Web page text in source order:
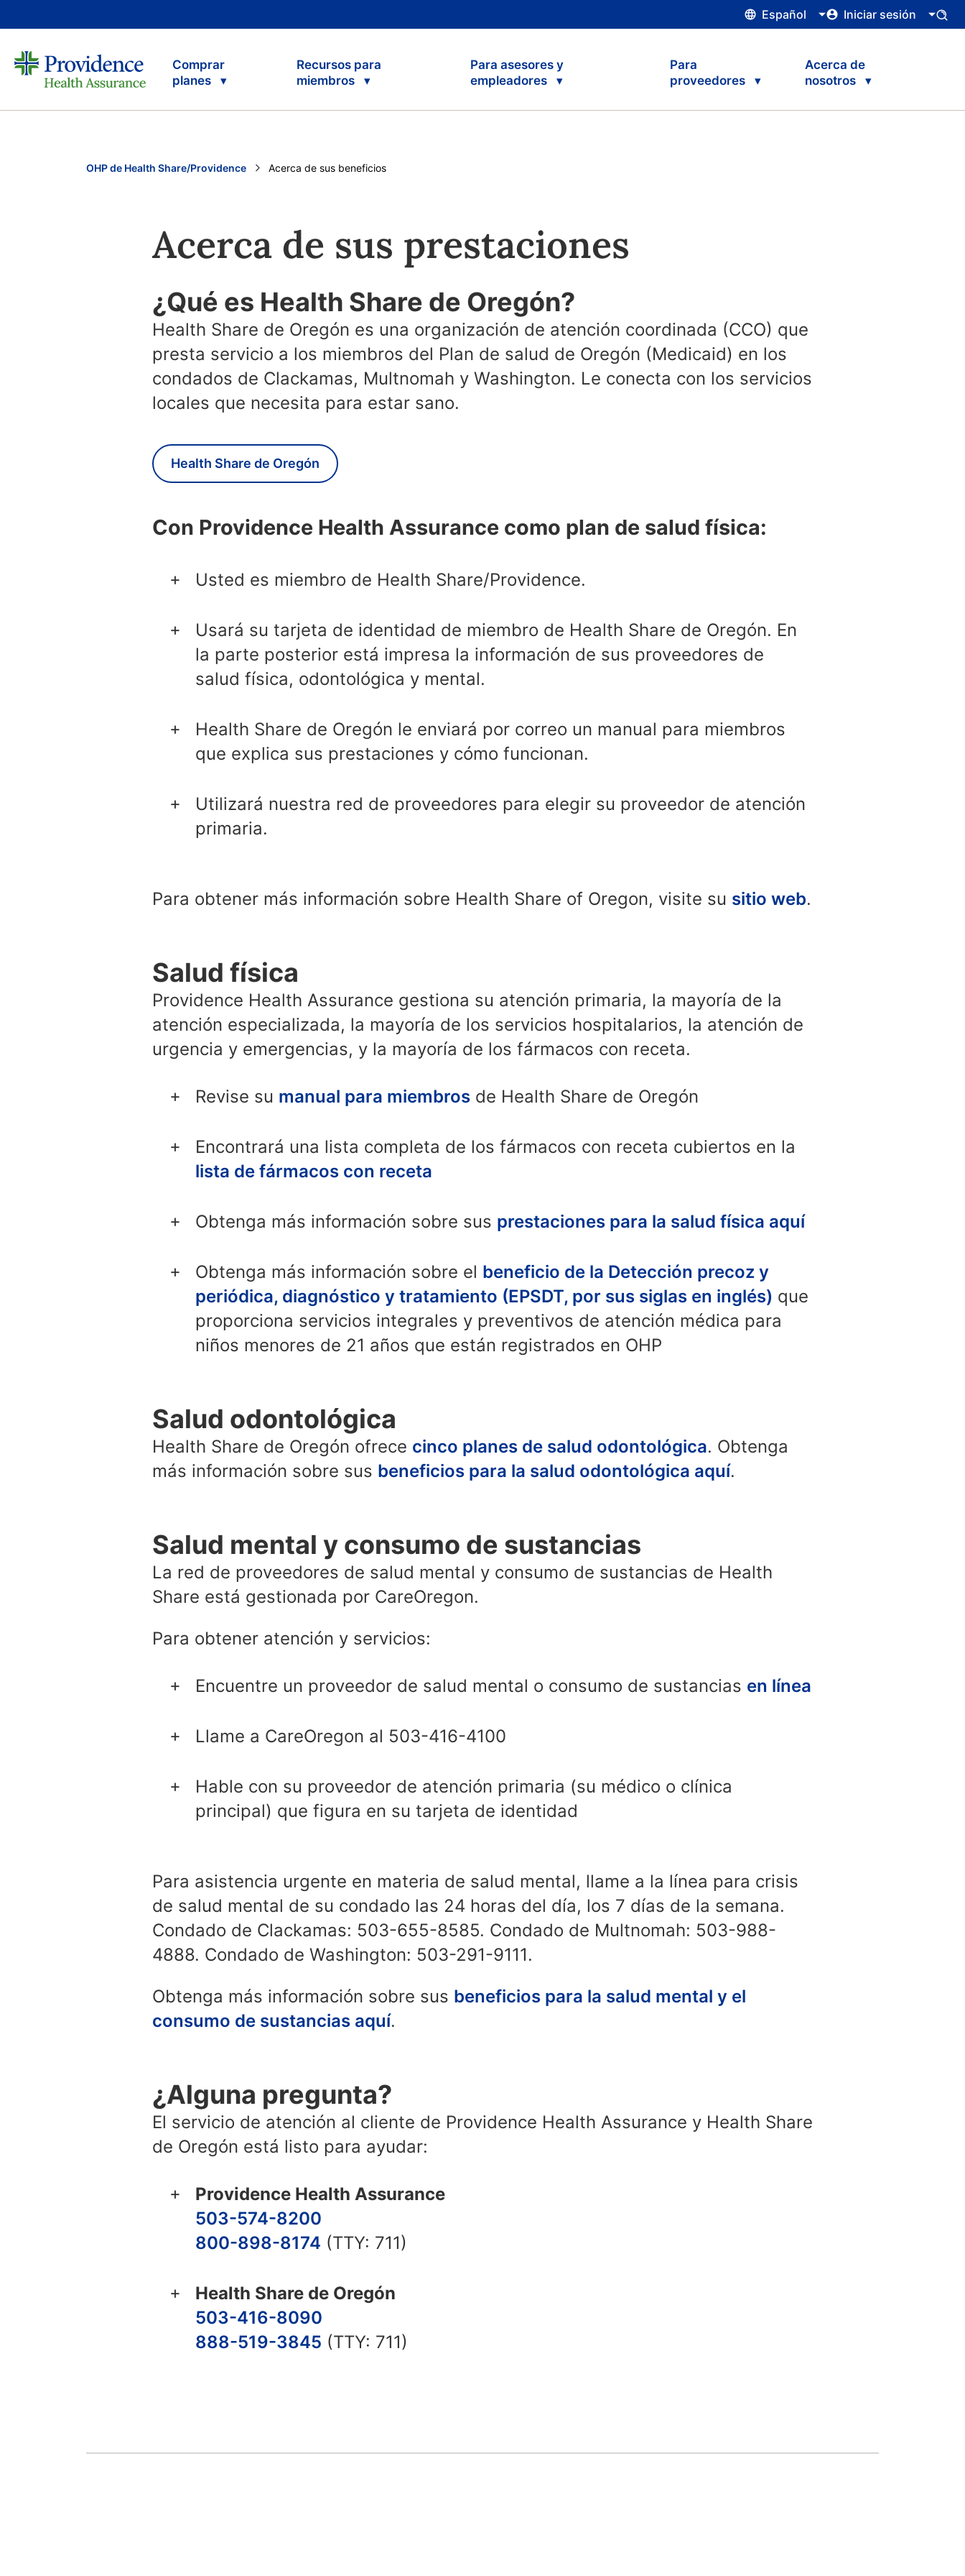
Español Iniciar sesión
Comprar
planes
Recursos para
miembros
Para asesores y
empleadores
Para
proveedores
Acerca de
nosotros
OHP de Health Share/Providence Current:
Acerca de sus beneficios
Acerca de sus prestaciones
¿Qué es Health Share de Oregón?
Health Share de Oregón es una organización de atención coordinada (CCO) que
presta servicio a los miembros del Plan de salud de Oregón (Medicaid) en los
condados de Clackamas, Multnomah y Washington. Le conecta con los servicios
locales que necesita para estar sano.
Health Share de Oregón
Con Providence Health Assurance como plan de salud física:
Usted es miembro de Health Share/Providence.
Usará su tarjeta de identidad de miembro de Health Share de Oregón. En
la parte posterior está impresa la información de sus proveedores de
salud física, odontológica y mental.
Health Share de Oregón le enviará por correo un manual para miembros
que explica sus prestaciones y cómo funcionan.
Utilizará nuestra red de proveedores para elegir su proveedor de atención
primaria.
Para obtener más información sobre Health Share of Oregon, visite su sitio web.
Salud física
Providence Health Assurance gestiona su atención primaria, la mayoría de la
atención especializada, la mayoría de los servicios hospitalarios, la atención de
urgencia y emergencias, y la mayoría de los fármacos con receta.
Revise su manual para miembros de Health Share de Oregón
Encontrará una lista completa de los fármacos con receta cubiertos en la
lista de fármacos con receta
Obtenga más información sobre sus prestaciones para la salud física aquí
Obtenga más información sobre el beneficio de la Detección precoz y
periódica, diagnóstico y tratamiento (EPSDT, por sus siglas en inglés) que
proporciona servicios integrales y preventivos de atención médica para
niños menores de 21 años que están registrados en OHP
Salud odontológica
Health Share de Oregón ofrece cinco planes de salud odontológica. Obtenga
más información sobre sus beneficios para la salud odontológica aquí.
Salud mental y consumo de sustancias
La red de proveedores de salud mental y consumo de sustancias de Health
Share está gestionada por CareOregon.
Para obtener atención y servicios:
Encuentre un proveedor de salud mental o consumo de sustancias en línea
Llame a CareOregon al 503-416-4100
Hable con su proveedor de atención primaria (su médico o clínica
principal) que figura en su tarjeta de identidad
Para asistencia urgente en materia de salud mental, llame a la línea para crisis
de salud mental de su condado las 24 horas del día, los 7 días de la semana.
Condado de Clackamas: 503-655-8585. Condado de Multnomah: 503-988-
4888. Condado de Washington: 503-291-9111.
Obtenga más información sobre sus beneficios para la salud mental y el
consumo de sustancias aquí.
¿Alguna pregunta?
El servicio de atención al cliente de Providence Health Assurance y Health Share
de Oregón está listo para ayudar:
Providence Health Assurance
503-574-8200
800-898-8174 (TTY: 711)
Health Share de Oregón
503-416-8090
888-519-3845 (TTY: 711)